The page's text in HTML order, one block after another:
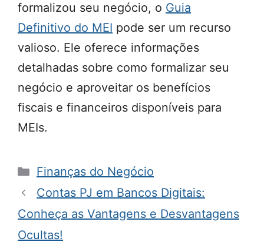
formalizou seu negócio, o Guia
Definitivo do MEI pode ser um recurso
valioso. Ele oferece informações
detalhadas sobre como formalizar seu
negócio e aproveitar os benefícios
fiscais e financeiros disponíveis para
MEIs.
Categorias
Finanças do Negócio
Contas PJ em Bancos Digitais:
Conheça as Vantagens e Desvantagens
Ocultas!